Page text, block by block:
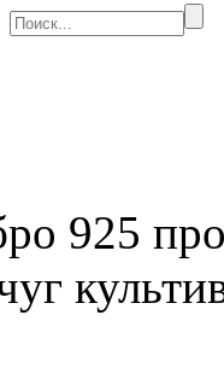
925